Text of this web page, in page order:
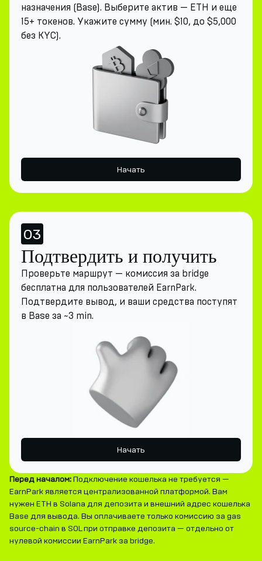
назначения (Base). Выберите актив — ETH и еще
15+ токенов. Укажите сумму (мин. $10, до $5,000
без KYC).
Начать
03
Подтвердить и получить
Проверьте маршрут — комиссия за bridge
бесплатна для пользователей EarnPark.
Подтвердите вывод, и ваши средства поступят
в Base за ~3 min.
Начать
Перед началом:Подключение кошелька не требуется —
EarnPark является централизованной платформой. Вам
нужен ETH в Solana для депозита и внешний адрес кошелька
Base для вывода. Вы оплачиваете только комиссию за gas
source-chain в SOL при отправке депозита — отдельно от
нулевой комиссии EarnPark за bridge.